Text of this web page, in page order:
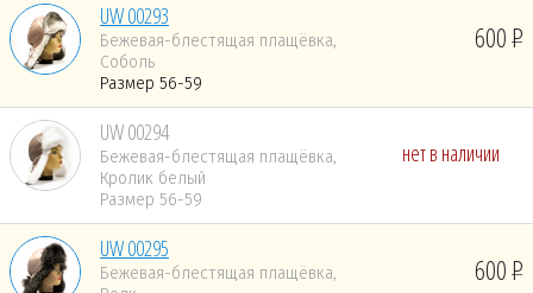
UW 00293
Бежевая-блестящая плащёвка,
Соболь
Размер 56-59
600
UW 00294
Бежевая-блестящая плащёвка,
Кролик белый
Размер 56-59
нет в наличии
UW 00295
Бежевая-блестящая плащёвка,
600